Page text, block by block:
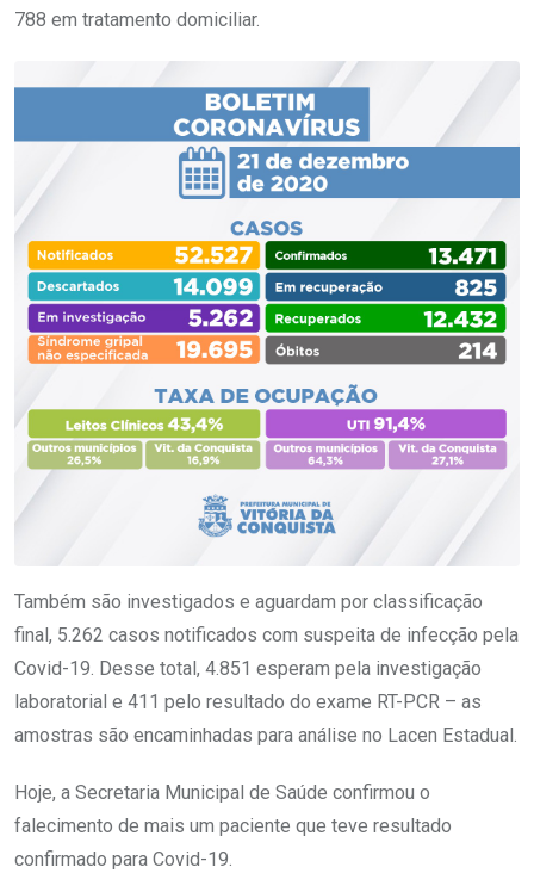
788 em tratamento domiciliar.
Também são investigados e aguardam por classificação
final, 5.262 casos notificados com suspeita de infecção pela
Covid-19. Desse total, 4.851 esperam pela investigação
laboratorial e 411 pelo resultado do exame RT-PCR – as
amostras são encaminhadas para análise no Lacen Estadual.
Hoje, a Secretaria Municipal de Saúde confirmou o
falecimento de mais um paciente que teve resultado
confirmado para Covid-19.